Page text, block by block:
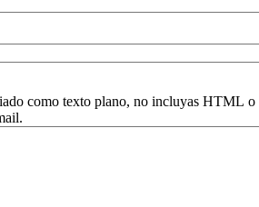
como texto plano, no incluyas HTML